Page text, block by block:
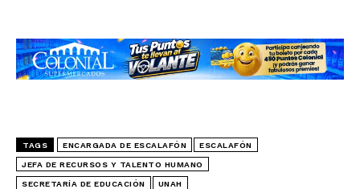
TAGS ENCARGADA DE ESCALAFÓN ESCALAFÓN
JEFA DE RECURSOS Y TALENTO HUMANO
SECRETARÍA DE EDUCACIÓN UNAH